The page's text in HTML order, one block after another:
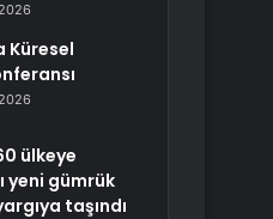
Küresel
ülkeye
yeni gümrük
taşındı